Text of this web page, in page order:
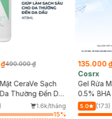
490.000 ₫
CeraVe Sạch
Thường Đến Da
1.6k/tháng
15%
135.000
Cosrx
Gel Rửa
0.5%
150ml
5.0
(173)